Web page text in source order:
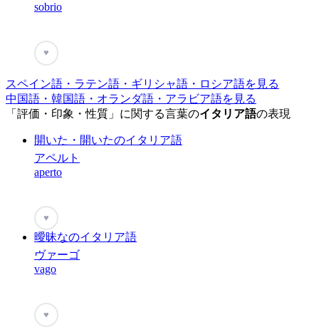
sobrio
♥
スペイン語・ラテン語・ギリシャ語・ロシア語を見る
中国語・韓国語・オランダ語・アラビア語を見る
「評価・印象・性質」に関する言葉のイタリア語の表現
開いた・開いたのイタリア語
アペルト
aperto
♥
曖昧なのイタリア語
ヴァーゴ
vago
♥